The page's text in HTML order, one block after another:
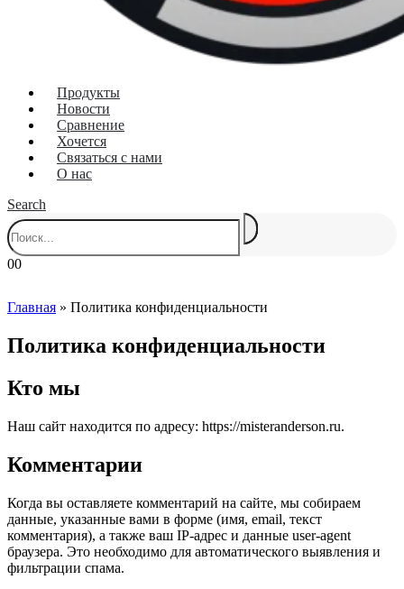
Продукты
Новости
Сравнение
Хочется
Связаться с нами
О нас
Search
00
Главная » Политика конфиденциальности
Политика конфиденциальности
Кто мы
Наш сайт находится по адресу: https://misteranderson.ru.
Комментарии
Когда вы оставляете комментарий на сайте, мы собираем
данные, указанные вами в форме (имя, email, текст
комментария), а также ваш IP-адрес и данные user-agent
браузера. Это необходимо для автоматического выявления и
фильтрации спама.